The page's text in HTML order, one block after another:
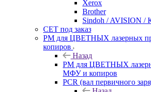
Xerox
Brother
Sindoh /
CET под заказ
РМ для ЦВЕТНЫХ лазерных
копиров
Назад
РМ для ЦВЕТНЫХ
МФУ и копиров
PCR (вал первичного